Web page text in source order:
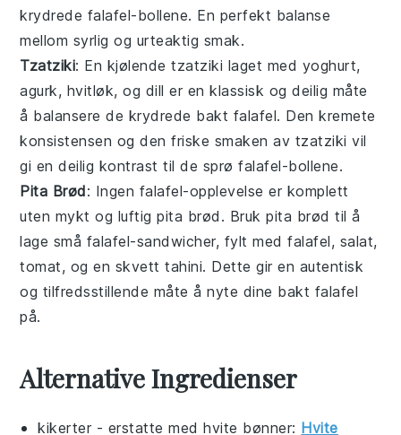
krydrede falafel-bollene. En perfekt balanse
mellom syrlig og urteaktig smak.
Tzatziki: En kjølendetzatziki laget med yoghurt,
agurk, hvitløk, og dill er en klassisk og deilig måte
å balansere de krydrede bakt falafel. Den kremete
konsistensen og den friske smaken av tzatziki vil
gi en deilig kontrast til de sprøfalafel-bollene.
Pita Brød: Ingen falafel-opplevelse er komplett
uten mykt og luftigpita brød . Brukpita brød til å
lage små falafel-sandwicher, fylt medfalafel, salat,
tomat, og en skvetttahini. Dette gir en autentisk
og tilfredsstillende måte å nyte dine bakt falafel
på.
Alternative Ingredienser
kikerter - erstatte medhvite bønner: Hvite